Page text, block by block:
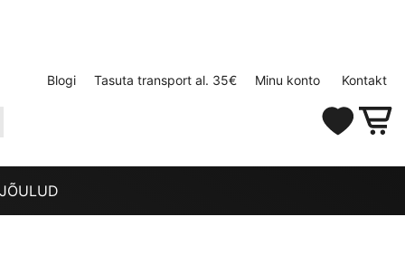
Blogi Tasuta transport al. 35€ Minu konto Kontakt
JÕULUD